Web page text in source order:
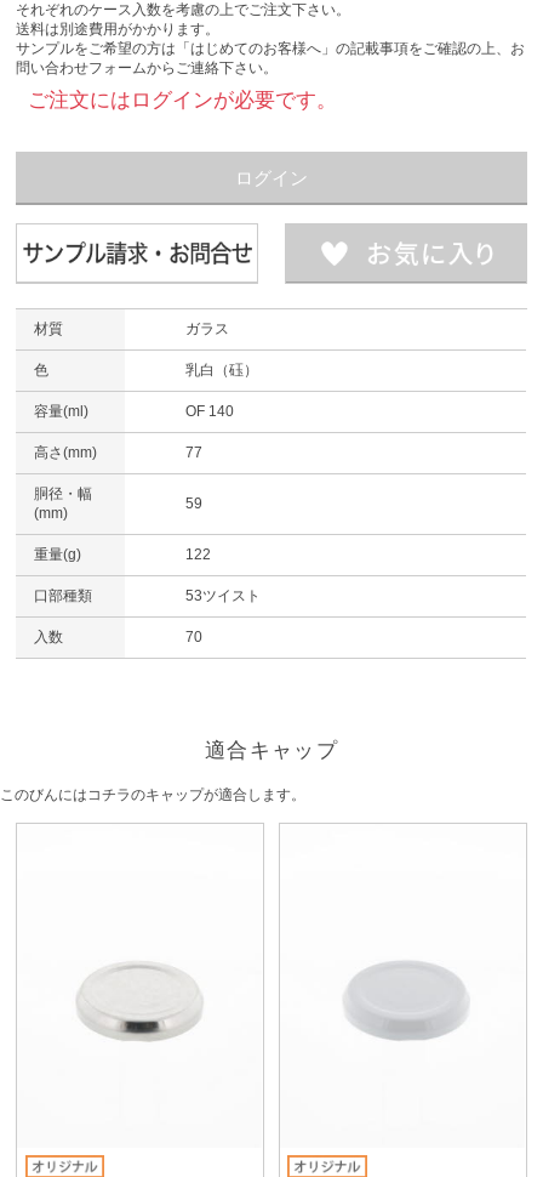
それぞれのケース入数を考慮の上でご注文下さい。
送料は別途費用がかかります。
サンプルをご希望の方は「はじめてのお客様へ」の記載事項をご確認の上、お
問い合わせフォームからご連絡下さい。
ご注文にはログインが必要です。
ログイン
材質 ガラス
色 乳白（砡）
容量(ml) OF 140
高さ(mm) 77
胴径・幅
(mm)
59
重量(g) 122
口部種類 53ツイスト
入数 70
適合キャップ
このびんにはコチラのキャップが適合します。